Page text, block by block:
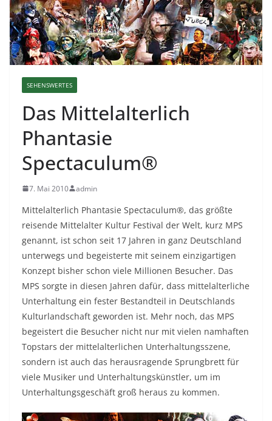
SEHENSWERTES
Das Mittelalterlich
Phantasie
Spectaculum®
7. Mai 2010 admin
Mittelalterlich Phantasie Spectaculum®, das größte
reisende Mittelalter Kultur Festival der Welt, kurz MPS
genannt, ist schon seit 17 Jahren in ganz Deutschland
unterwegs und begeisterte mit seinem einzigartigen
Konzept bisher schon viele Millionen Besucher. Das
MPS sorgte in diesen Jahren dafür, dass mittelalterliche
Unterhaltung ein fester Bestandteil in Deutschlands
Kulturlandschaft geworden ist. Mehr noch, das MPS
begeistert die Besucher nicht nur mit vielen namhaften
Topstars der mittelalterlichen Unterhaltungsszene,
sondern ist auch das herausragende Sprungbrett für
viele Musiker und Unterhaltungskünstler, um im
Unterhaltungsgeschäft groß heraus zu kommen.